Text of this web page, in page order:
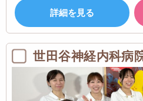
詳細を見る
世田谷神経内科病